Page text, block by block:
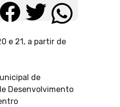
e 21, a partir de
de
Desenvolvimento